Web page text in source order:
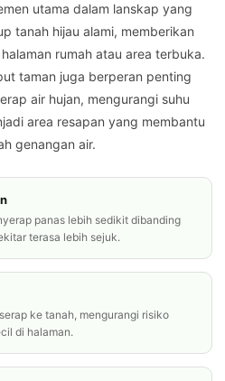
utama dalam lanskap yang
tanah hijau alami, memberikan
rumah atau area terbuka.
taman juga berperan penting
air hujan, mengurangi suhu
area resapan yang membantu
genangan air.
panas lebih sedikit dibanding
terasa lebih sejuk.
ke tanah, mengurangi risiko
di halaman.